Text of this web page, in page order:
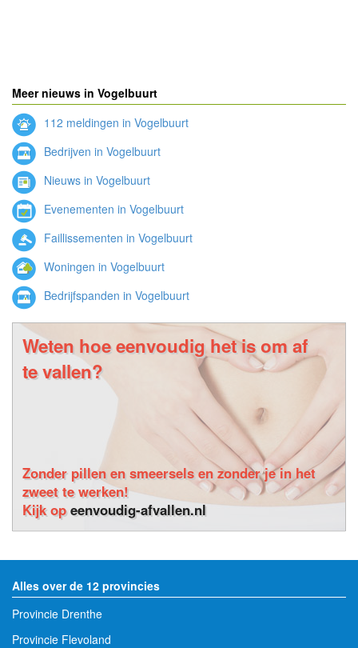
Meer nieuws in Vogelbuurt
112 meldingen in Vogelbuurt
Bedrijven in Vogelbuurt
Nieuws in Vogelbuurt
Evenementen in Vogelbuurt
Faillissementen in Vogelbuurt
Woningen in Vogelbuurt
Bedrijfspanden in Vogelbuurt
Weten hoe eenvoudig het is om af
te vallen?
Zonder pillen en smeersels en zonder je in het
zweet te werken!
Kijk opeenvoudig-afvallen.nl
Alles over de 12 provincies
Provincie Drenthe
Provincie Flevoland